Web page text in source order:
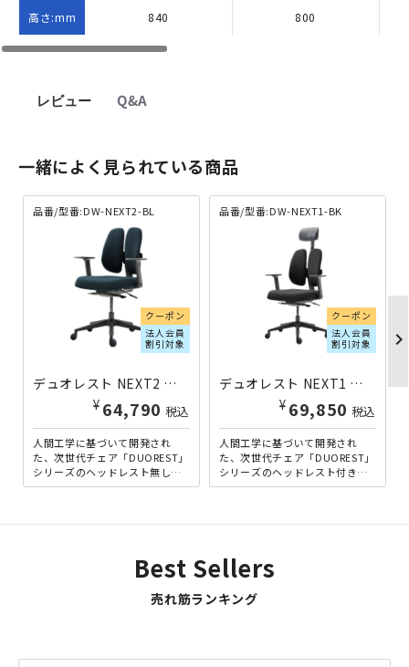
高さ:mm 840 800
レビュー Q&A
一緒によく見られている商品
品番/型番:DW-NEXT2-BL
クーポン
法人会員
割引対象
デュオレスト NEXT2 ダークブルー DW-NEXT2-BL | 329122
¥ 64,790 税込
人間工学に基づいて開発され
た、次世代チェア「DUOREST」
シリーズのヘッドレスト無しタ
イプ。当シリーズならではの2つ
品番/型番:DW-NEXT1-BK
クーポン
法人会員
割引対象
デュオレスト NEXT1 ブラック DW-NEXT1-BK | 329112
¥ 69,850 税込
人間工学に基づいて開発され
た、次世代チェア「DUOREST」
シリーズのヘッドレスト付きタ
イプ。当シリーズならではの2つ
chevron_right
Best Sellers
売れ筋ランキング